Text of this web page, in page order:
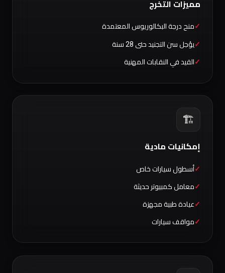
مميزات التخرج
منح درجة البكالوريوس المعتمدة
يؤجل سن التجنيد حتى 28 سنة
القيد في النقابات المهنية
🏗️
إمكانيات مادية
أسطول سيارات خاص
معامل كمبيوتر حديثة
عيادة طبية مجهزة
مواقف سيارات